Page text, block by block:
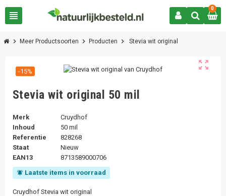
view_headline
0
chevron_right Meer Productsoorten chevron_right Producten chevron_right Stevia wit original
zoom_out_map
-15%
Stevia wit original 50 mil
Merk
Cruydhof
Inhoud
50 mil
Referentie
828268
Staat
Nieuw
EAN13
8713589000706
notifications_active Laatste items in voorraad
Cruydhof Stevia wit original